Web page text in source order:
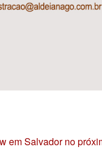
em Salvador no